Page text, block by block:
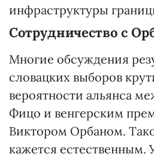
инфраструктуры
Сотрудничество с
Многие обсуждения
словацких выборов
вероятности альянса
Фицо и венгерским
Виктором Орбаном.
кажется естественным.